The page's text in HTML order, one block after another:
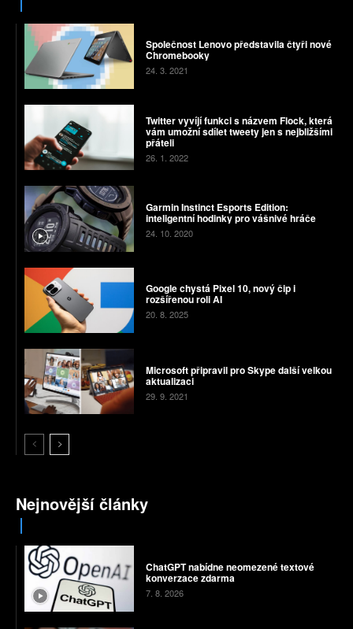
Společnost Lenovo představila čtyři nové
Chromebooky
24. 3. 2021
Twitter vyvíjí funkci s názvem Flock, která
vám umožní sdílet tweety jen s nejbližšími
přáteli
26. 1. 2022
Garmin Instinct Esports Edition:
inteligentní hodinky pro vášnivé hráče
24. 10. 2020
Google chystá Pixel 10, nový čip i
rozšířenou roli AI
20. 8. 2025
Microsoft připravil pro Skype další velkou
aktualizaci
29. 9. 2021
Nejnovější články
ChatGPT nabídne neomezené textové
konverzace zdarma
7. 8. 2026